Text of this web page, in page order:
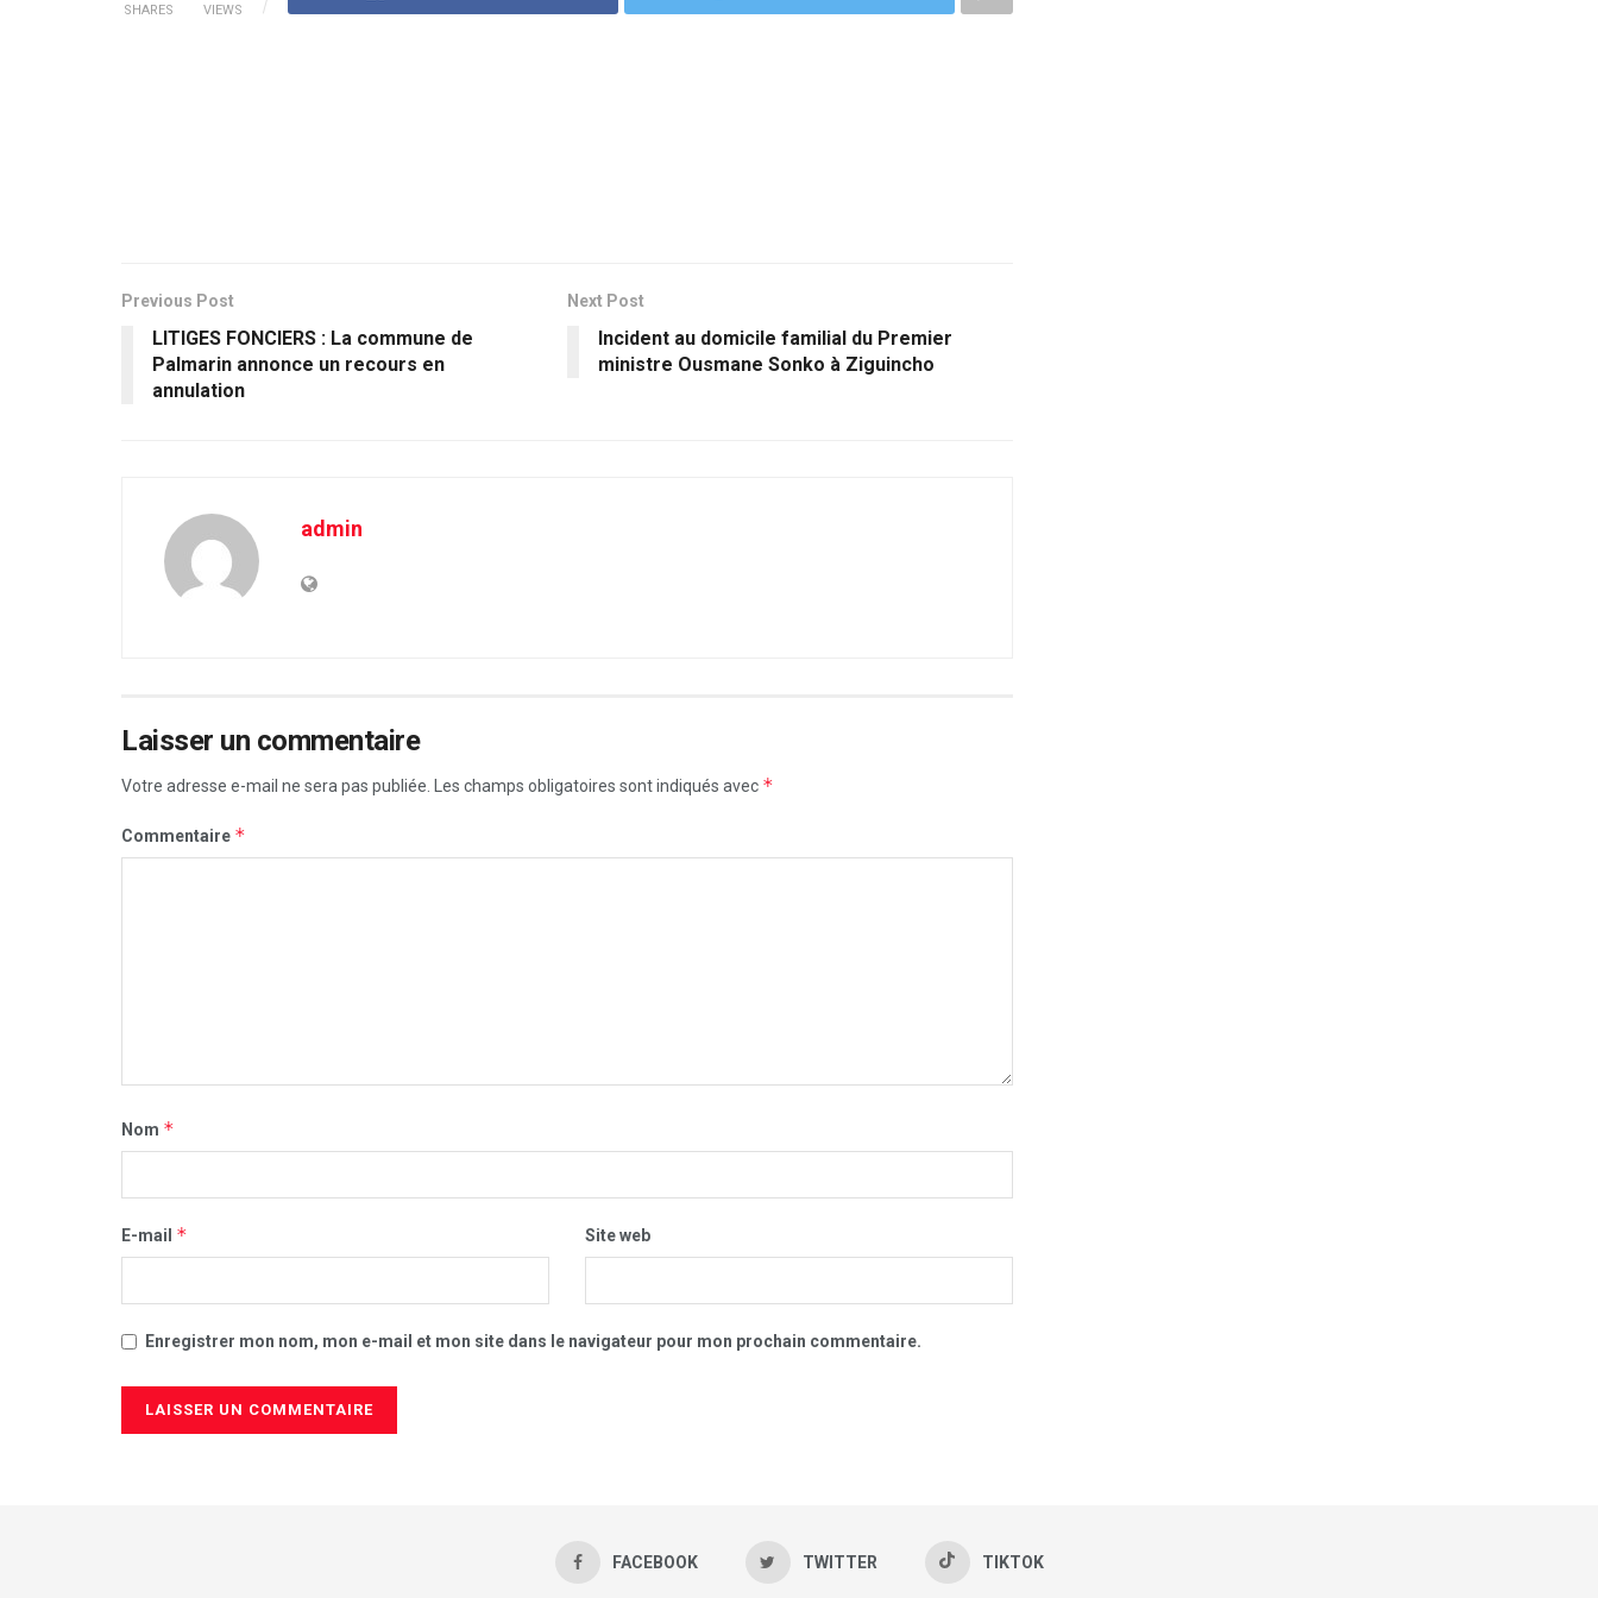
SHARES VIEWS
Previous Post
LITIGES FONCIERS : La commune de
Palmarin annonce un recours en
annulation
Next Post
Incident au domicile familial du Premier
ministre Ousmane Sonko à Ziguincho
admin
Laisser un commentaire
Votre adresse e-mail ne sera pas publiée. Les champs obligatoires sont indiqués avec *
Commentaire *
Nom *
E-mail * Site web
Enregistrer mon nom, mon e-mail et mon site dans le navigateur pour mon prochain commentaire.
FACEBOOK TWITTER TIKTOK